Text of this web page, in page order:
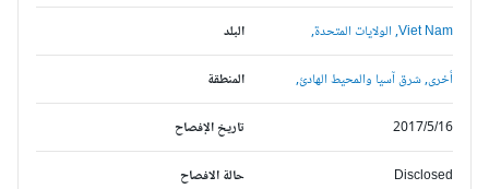
البلد Viet Nam, الولايات المتحدة,
المنطقة أخرى,شرق آسيا والمحيط الهادئ,
تاريخ الإفصاح 2017/5/16
حالة الافصاح Disclosed